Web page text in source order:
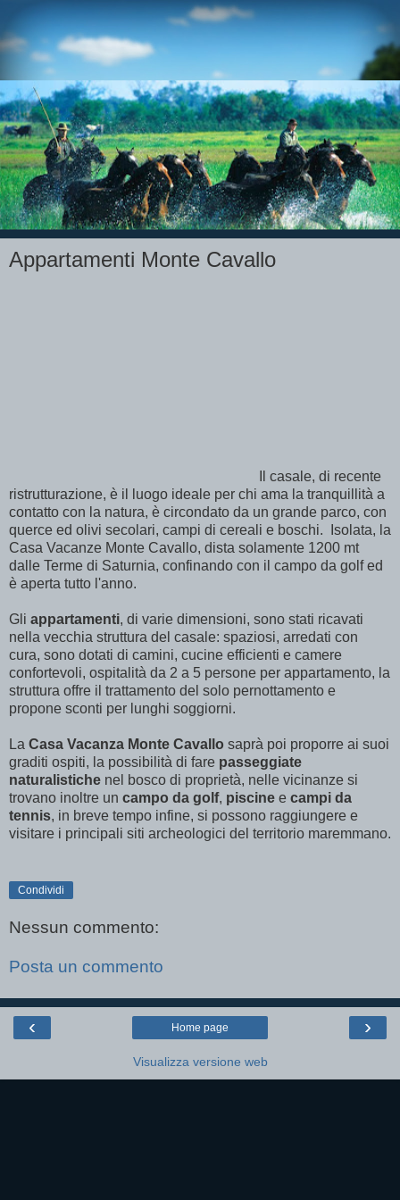
Appartamenti Monte Cavallo
Il casale, di recente
ristrutturazione, è il luogo ideale per chi ama la tranquillità a
contatto con la natura, è circondato da un grande parco, con
querce ed olivi secolari, campi di cereali e boschi. Isolata, la
Casa Vacanze Monte Cavallo, dista solamente 1200 mt
dalle Terme di Saturnia, confinando con il campo da golf ed
è aperta tutto l'anno.
Gli appartamenti, di varie dimensioni, sono stati ricavati
nella vecchia struttura del casale: spaziosi, arredati con
cura, sono dotati di camini, cucine efficienti e camere
confortevoli, ospitalità da 2 a 5 persone per appartamento, la
struttura offre il trattamento del solo pernottamento e
propone sconti per lunghi soggiorni.
La Casa Vacanza Monte Cavallo saprà poi proporre ai suoi
graditi ospiti, la possibilità di fare passeggiate
naturalistiche nel bosco di proprietà, nelle vicinanze si
trovano inoltre un campo da golf, piscine e campi da
tennis, in breve tempo infine, si possono raggiungere e
visitare i principali siti archeologici del territorio maremmano.
Condividi
Nessun commento:
Posta un commento
‹ ›
Home page
Visualizza versione web